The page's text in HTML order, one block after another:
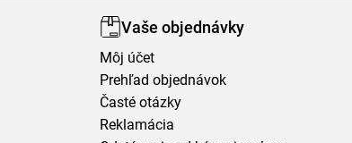
Vaše objednávky
Môj účet
Prehľad objednávok
Časté otázky
Reklamácia